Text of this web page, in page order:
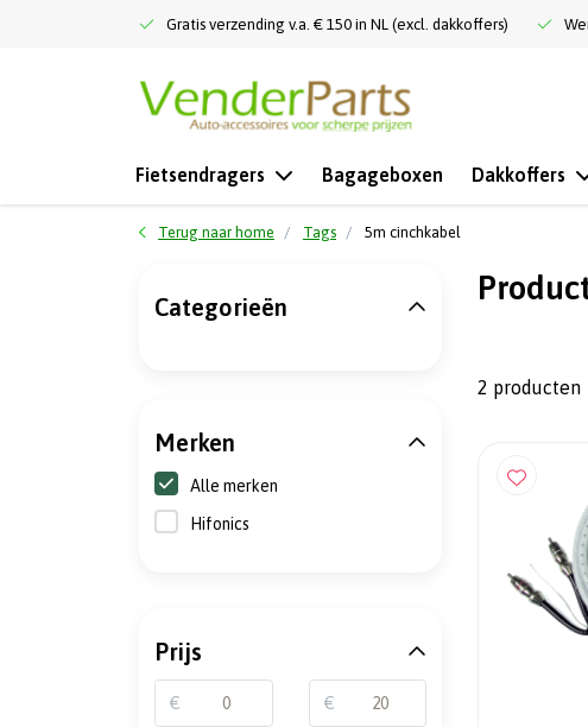
Gratis verzending v.a. € 150 in NL (excl. dakkoffers)
Fietsendragers Bagageboxen Dakkoffers
Terug naar home Tags 5m cinchkabel
2 producten
Categorieën
Merken
Alle merken
Hifonics
Prijs
€ €